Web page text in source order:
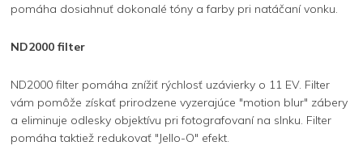
pomáha dosiahnuť dokonalé tóny a farby pri natáčaní vonku.
ND2000 filter
ND2000 filter pomáha znížiť rýchlosť uzávierky o 11 EV. Filter
vám pomôže získať prirodzene vyzerajúce "motion blur" zábery
a eliminuje odlesky objektívu pri fotografovaní na slnku. Filter
pomáha taktiež redukovať "Jello-O" efekt.